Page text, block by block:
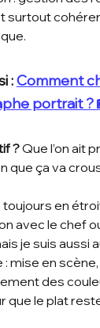
surtout
: Comment
portrait ?
? Que l’on ait
que ça va
toujours en
avec le chef
je suis aussi
mise en
des
que le plat